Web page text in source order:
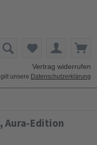
Vertrag widerrufen
gilt unsere Datenschutzerklärung
Aura-Edition